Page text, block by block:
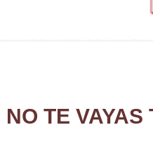
NO TE